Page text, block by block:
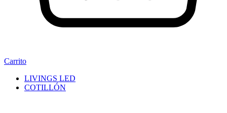
Carrito
LIVINGS LED
COTILLÓN